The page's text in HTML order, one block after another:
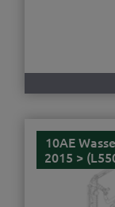
10AE
2015 >